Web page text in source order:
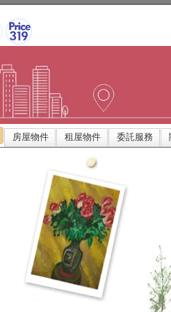
房屋物件 租屋物件 委託服務